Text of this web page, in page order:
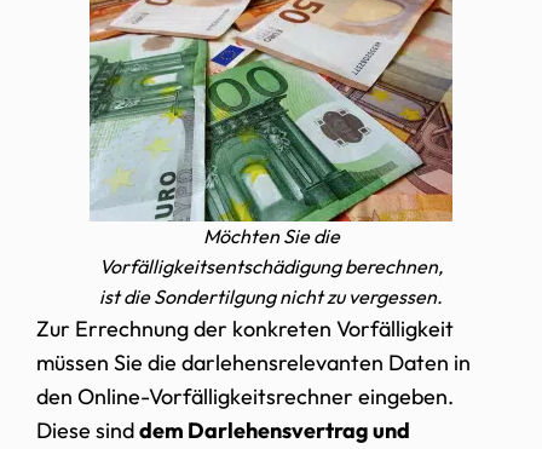
Möchten Sie die
Vorfälligkeitsentschädigung berechnen,
ist die Sondertilgung nicht zu vergessen.
Zur Errechnung der konkreten Vorfälligkeit
müssen Sie die darlehensrelevanten Daten in
den Online-Vorfälligkeitsrechner eingeben.
Diese sinddem Darlehensvertrag und